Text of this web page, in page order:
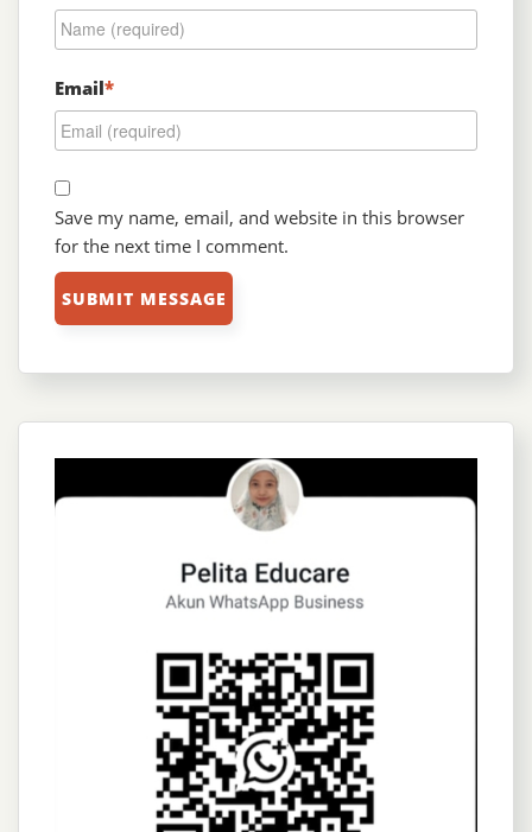
Email*
Save my name, email, and website in this browser
for the next time I comment.